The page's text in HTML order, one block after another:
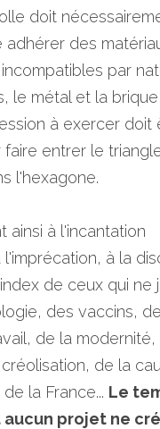
doit
des
par
le métal et la
à exercer doit
faire entrer le
l'hexagone.
ainsi à l'incantation
à la
de ceux qui ne
des vaccins,
de la modernité,
de la
la France... Le
projet ne